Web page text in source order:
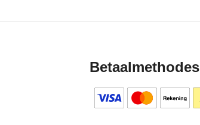
Betaalmethodes